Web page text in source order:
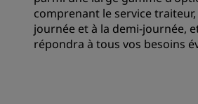
comprenant le service
journée et à la demi-journée,
répondra à tous vos besoins